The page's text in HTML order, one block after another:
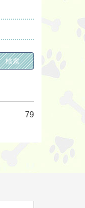
79